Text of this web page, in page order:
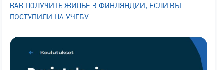
КАК ПОЛУЧИТЬ ЖИЛЬЕ В ФИНЛЯНДИИ, ЕСЛИ ВЫ
ПОСТУПИЛИ НА УЧЕБУ